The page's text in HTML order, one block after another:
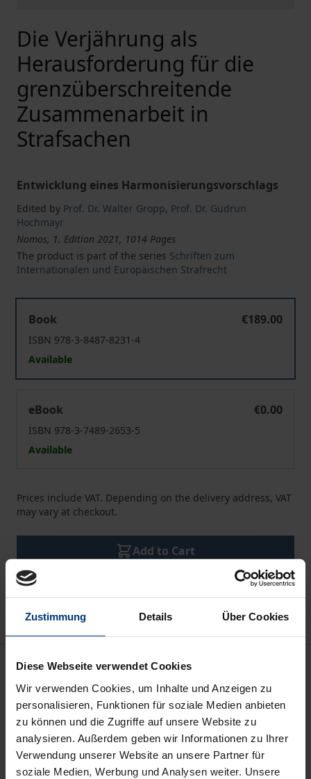
Zustimmung Details Über Cookies
Diese Webseite verwendet Cookies
Wir verwenden Cookies, um Inhalte und Anzeigen zu
personalisieren, Funktionen für soziale Medien anbieten
zu können und die Zugriffe auf unsere Website zu
analysieren. Außerdem geben wir Informationen zu Ihrer
Verwendung unserer Website an unsere Partner für
soziale Medien, Werbung und Analysen weiter. Unsere
Die Verjährung als
Herausforderung für die
grenzüberschreitende
Zusammenarbeit in
Strafsachen
Entwicklung eines Harmonisierungsvorschlags
Edited by Prof. Dr. Walter Gropp, Prof. Dr. Gudrun
Hochmayr
Nomos, 1. Edition 2021, 1014 Pages
The product is part of the series Schriften zum
Internationalen und Europäischen Strafrecht
Book
€189.00
ISBN 978-3-8487-8231-4
Available
eBook
€0.00
ISBN 978-3-7489-2653-5
Available
Prices include VAT. Depending on the delivery address, VAT
may vary at checkout.
Add to Cart
Add to Wish List
Description
The statute of limitations for criminal offenses varies
within the European Union. This raises considerable
problems for cross-border cooperation in criminal
matters. Overcoming them was the subject of a